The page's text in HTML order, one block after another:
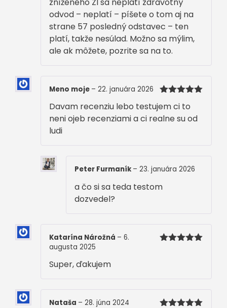
odvod – neplatí – píšete o tom aj na
strane 57 posledný odstavec – ten
platí, takže nesúlad. Možno sa mýlim,
ale ak môžete, pozrite sa na to.
5z 5
Meno moje – 22. januára 2026
Davam recenziu lebo testujem ci to
neni ojeb recenziami a ci realne su od
ludi
Peter Furmaník – 23. januára 2026
a čo si sa teda testom
dozvedel?
Katarína Nárožná – 6.
augusta 2025
Super, ďakujem
Nataša – 28. júna 2024